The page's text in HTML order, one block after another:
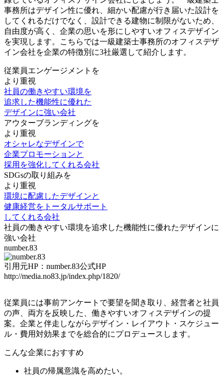
事務所はデザイン性に優れ、細かい配慮が行き届いた設計を
してくれるだけでなく、設計できる建物に制限がないため、
自由度が高く、企業の思いを形にしやすいオフィスデザイン
を実現 します。こちらでは一級建築士事務所のオフィスデザ
イン会社を企業の特徴別に3社厳選して紹介します。
従業員エンゲージメント を
より重視
社員の働きやすい環境を
追求した機能性に優れた
デザインに強い会社
アウターブランディングを
より重視
オシャレなデザインで
企業プロモーションと
採用を強化してくれる会社
SDGsの取り組みを
より重視
環境に配慮したデザインと
健康経営をトータルサポート
してくれる会社
社員の働きやすい環境を追求した機能性に優れたデザインに
強い会社
number.83
引用元HP：number.83公式HP
http://media.no83.jp/index.php/1820/
従業員には事前アンケートで要望を聞き取り、経営者と社員
の声、両方を反映した
、働きやすいオフィスデザインの提
案。企業と伴走しながらデザイン・レイアウト・スケジュー
ル・費用対効果までを総合的にプロデュースします。
こんな企業におすすめ
社員の帰属意識を高めたい。